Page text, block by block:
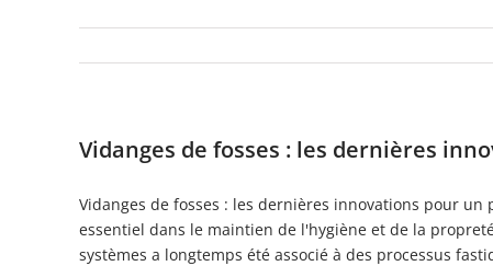
Vidanges de fosses : les dernières
Vidanges de fosses : les dernières innovations pour
essentiel dans le maintien de l'hygiène et de la
systèmes a longtemps été associé à des processus